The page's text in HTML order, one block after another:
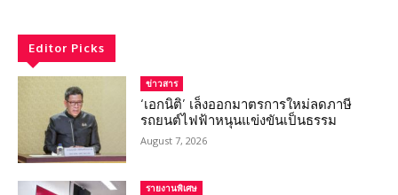
Editor Picks
ข่าวสาร
‘เอกนิติ’ เล็งออกมาตรการใหม่ลดภาษี
รถยนต์ไฟฟ้าหนุนแข่งขันเป็นธรรม
August 7, 2026
รายงานพิเศษ